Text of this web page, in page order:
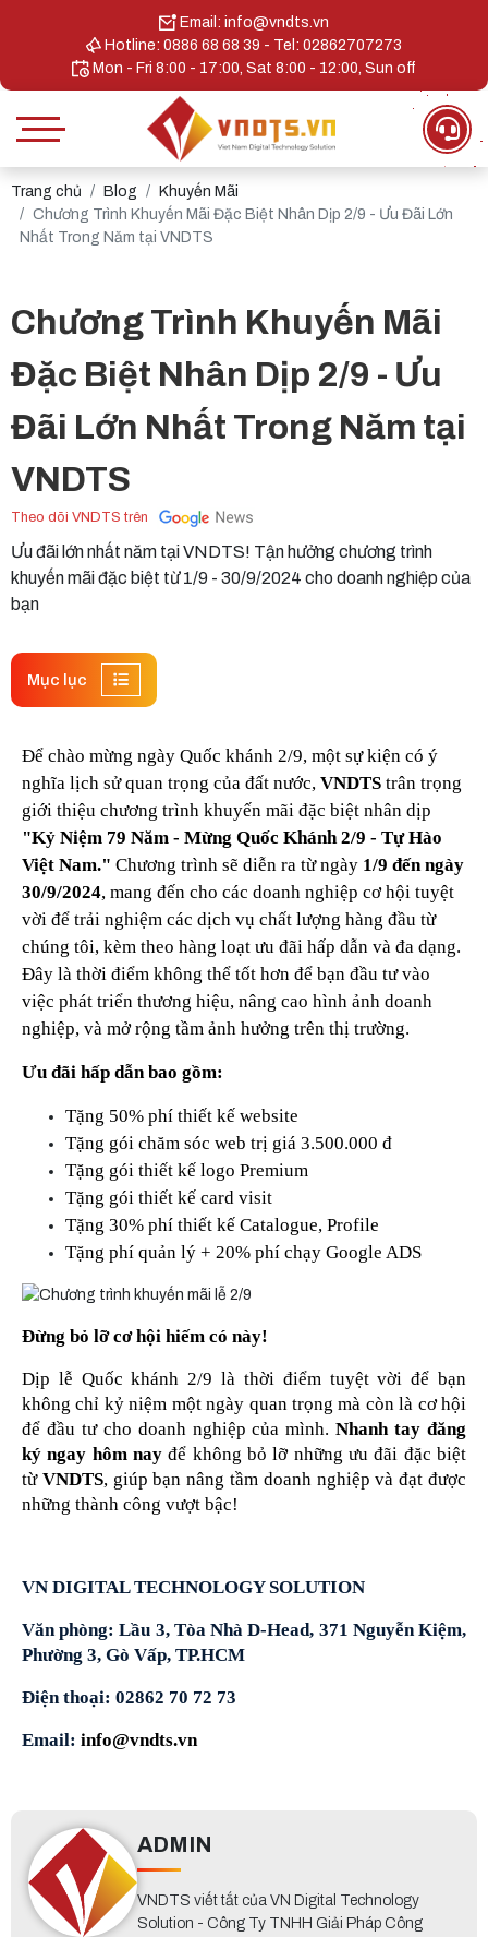
Email: info@vndts.vn
Hotline: 0886 68 68 39 - Tel: 02862707273
Mon - Fri 8:00 - 17:00, Sat 8:00 - 12:00, Sun off
Trang chủ Blog
Khuyến Mãi
Chương Trình Khuyến Mãi Đặc Biệt Nhân Dịp 2/9 - Ưu Đãi Lớn
Nhất Trong Năm tại VNDTS
Chương Trình Khuyến Mãi
Đặc Biệt Nhân Dịp 2/9 - Ưu
Đãi Lớn Nhất Trong Năm tại
VNDTS
Theo dõi VNDTS trên
Ưu đãi lớn nhất năm tại VNDTS! Tận hưởng chương trình
khuyến mãi đặc biệt từ 1/9 - 30/9/2024 cho doanh nghiệp của
bạn
Mục lục
Để chào mừng ngày Quốc khánh 2/9, một sự kiện có ý
nghĩa lịch sử quan trọng của đất nước, VNDTS trân trọng
"Kỷ Niệm 79 Năm - Mừng Quốc Khánh 2/9 - Tự Hào
Việt Nam." Chương trình sẽ diễn ra từ ngày 1/9 đến ngày
30/9/2024, mang đến cho các doanh nghiệp cơ hội tuyệt
vời để trải nghiệm các dịch vụ chất lượng hàng đầu từ
chúng tôi, kèm theo hàng loạt ưu đãi hấp dẫn và đa dạng.
Đây là thời điểm không thể tốt hơn để bạn đầu tư vào
việc phát triển thương hiệu, nâng cao hình ảnh doanh
nghiệp, và mở rộng tầm ảnh hưởng trên thị trường.
Ưu đãi hấp dẫn bao gồm:
Tặng 50% phí thiết kế website
Tặng gói chăm sóc web trị giá 3.500.000 đ
Tặng gói thiết kế logo Premium
Tặng gói thiết kế card visit
Tặng 30% phí thiết kế Catalogue, Profile
Tặng phí quản lý + 20% phí chạy Google ADS
Đừng bỏ lỡ cơ hội hiếm có này!
Dịp lễ Quốc khánh 2/9 là thời điểm tuyệt vời để bạn
không chỉ kỷ niệm một ngày quan trọng mà còn là cơ hội
để đầu tư cho doanh nghiệp của mình. Nhanh tay đăng
ký ngay hôm nay để không bỏ lỡ những ưu đãi đặc biệt
từ VNDTS, giúp bạn nâng tầm doanh nghiệp và đạt được
những thành công vượt bậc!
VN DIGITAL TECHNOLOGY SOLUTION
Văn phòng: Lầu 3, Tòa Nhà D-Head, 371 Nguyễn Kiệm,
Phường 3, Gò Vấp, TP.HCM
Điện thoại: 02862 70 72 73
Email: info@vndts.vn
ADMIN
VNDTS viết tắt của VN Digital Technology
Solution - Công Ty TNHH Giải Pháp Công